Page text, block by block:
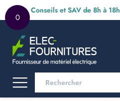
0
Conseils et SAV de 8h à 18h